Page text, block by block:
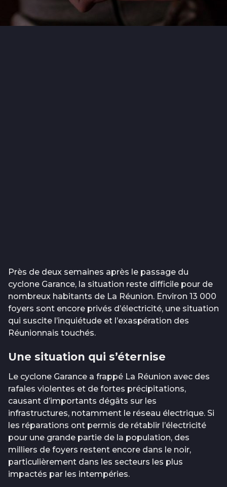
Près de deux semaines après le passage du
cyclone Garance, la situation reste difficile pour de
nombreux habitants de La Réunion. Environ 13 000
foyers sont encore privés d’électricité, une situation
qui suscite l’inquiétude et l’exaspération des
Réunionnais touchés.
Une situation qui s’éternise
Le cyclone Garance a frappé La Réunion avec des
rafales violentes et de fortes précipitations,
causant d’importants dégâts sur les
infrastructures, notamment le réseau électrique. Si
les réparations ont permis de rétablir l’électricité
pour une grande partie de la population, des
milliers de foyers restent encore dans le noir,
particulièrement dans les secteurs les plus
impactés par les intempéries.